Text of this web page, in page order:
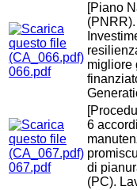
066.pdf
[Piano
migliore
067.pdf
6
di
(PC).